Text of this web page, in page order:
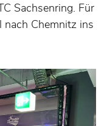
Sachsenring. Für
Chemnitz ins